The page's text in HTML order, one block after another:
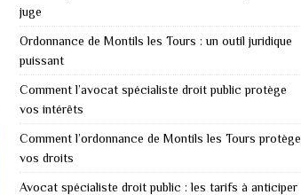
juge
Ordonnance de Montils les Tours : un outil juridique
puissant
Comment l’avocat spécialiste droit public protège
vos intérêts
Comment l’ordonnance de Montils les Tours protège
vos droits
Avocat spécialiste droit public : les tarifs à anticiper